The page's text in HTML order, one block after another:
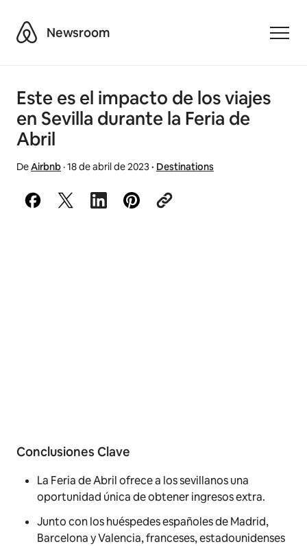
AirbnbNewsroom
Este es el impacto de los viajes
en Sevilla durante la Feria de
Abril
DeAirbnb·18 de abril de 2023· Destinations
Conclusiones Clave
La Feria de Abril ofrece a los sevillanos una
oportunidad única de obtener ingresos extra.
Junto con los huéspedes españoles de Madrid,
Barcelona y Valencia, franceses, estadounidenses